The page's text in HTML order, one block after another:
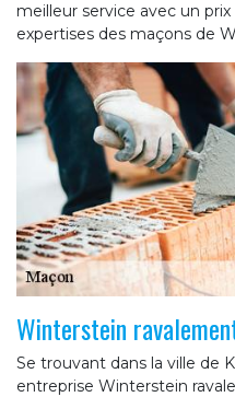
meilleur service avec un
expertises des maçons de
Winterstein
Se trouvant dans la ville de
entreprise Winterstein